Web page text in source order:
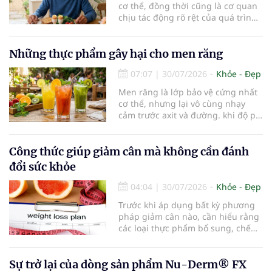
cơ thể, đồng thời cũng là cơ quan
chịu tác động rõ rệt của quá trình
mạnh, có thể góp phần bảo vệ tế
bào thần kinh, duy trì trí nhớ và
giúp NCT sống minh mẫn, tự chủ
lâu hơn.
Những thực phẩm gây hại cho men răng
07:07 | 30/07/2026
Khỏe - Đẹp
Men răng là lớp bảo vệ cứng nhất
cơ thể, nhưng lại vô cùng nhạy
cảm trước axit và đường. khi độ pH
đường cho vi khuẩn tấn công và
dẫn đến mòn men răng, sâu răng.
hại cho men răng.
Công thức giúp giảm cân mà không cần đánh
đổi sức khỏe
04:04 | 30/07/2026
Khỏe - Đẹp
Trước khi áp dụng bất kỳ phương
pháp giảm cân nào, cần hiểu rằng
các loại thực phẩm bổ sung, chế
lúc nào cũng an toàn hay mang lại
Sự trở lại của dòng sản phẩm Nu-Derm® FX